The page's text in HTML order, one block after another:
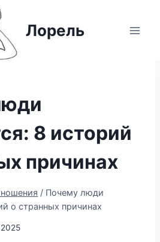
Лорель
8 историй
причинах
/ Почему люди
о странных причинах